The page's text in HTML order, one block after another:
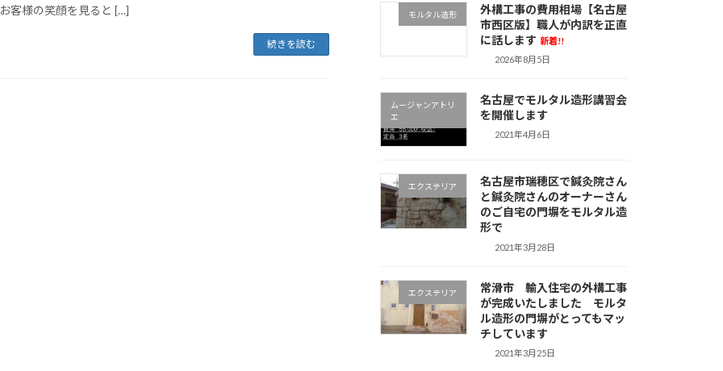
客様の笑顔を見ると […]
続きを読む
モルタル造形
外構工事の費用相場【名古屋
市西区版】職人が内訳を正直
に話します 新着!!
2026年8月5日
ムージャンアトリ
エ
名古屋でモルタル造形講習会
を開催します
2021年4月6日
エクステリア
名古屋市瑞穂区で鍼灸院さん
と鍼灸院さんのオーナーさん
のご自宅の門塀をモルタル造
形で
2021年3月28日
エクステリア
常滑市 輸入住宅の外構工事
が完成いたしました モルタ
ル造形の門塀がとってもマッ
チしています
2021年3月25日